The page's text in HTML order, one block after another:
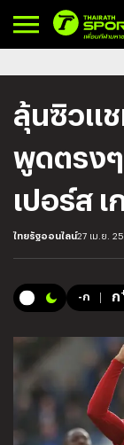
ลุ้นซิวแ
พูดตรง
เปอร์ส
ไทยรัฐออนไลน์27 เม.ย.
-ก ก